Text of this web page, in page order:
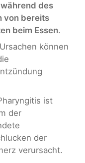
des
von bereits
beim Essen.
können
ist
der
der
verursacht.